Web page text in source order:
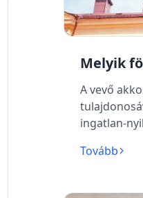
Melyik
A vevő
ingatlan-
Tovább